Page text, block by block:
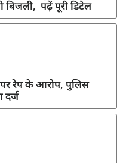
बिजली, पढ़ें पूरी डिटेल
पर रेप के आरोप, पुलिस
दर्ज